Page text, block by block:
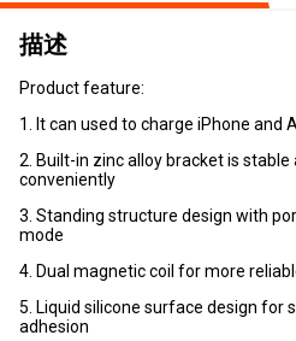
描述
Product feature:
1. It can used to charge iPhone and
2. Built-in zinc alloy bracket is
conveniently
3. Standing structure design with
mode
4. Dual magnetic coil for more
5. Liquid silicone surface design for
adhesion